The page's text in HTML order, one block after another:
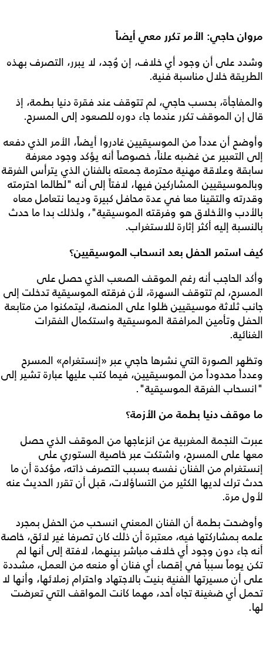
حاجي: الأمر تكرر معي أيضاً
على أن وجود أي خلاف، إن وُجد، لا يبرر، التصرف بهذه
خلال مناسبة فنية.
بحسب حاجي، لم تتوقف عند فقرة دنيا بطمة، إذ
إن الموقف تكرر عندما جاء دوره للصعود إلى المسرح.
أن عدداً من الموسيقيين غادروا أيضاً، الأمر الذي دفعه
التعبير عن غضبه علناً، خصوصاً أنه يؤكد وجود معرفة
وعلاقة مهنية محترمة جمعته بالفنان الذي يترأس الفرقة
المشاركين فيها، لافتاً إلى أنه "لطالما احترمته
والتقينا معا في عدة محافل كبيرة وديما نتعامل معاه
والأخلاق هو وفرقته الموسيقية"، ولذلك بدا ما حدث
إليه أكثر إثارة للاستغراب.
استمر الحفل بعد انسحاب الموسيقيين؟
الحاجب أنه رغم الموقف الصعب الذي حصل على
لم تتوقف السهرة، لأن فرقته الموسيقية تدخلت إلى
ثلاثة موسيقيين ظلوا على المنصة، ليتمكنوا من متابعة
وتأمين المرافقة الموسيقية واستكمال الفقرات
الصورة التي نشرها حاجي عبر «إنستغرام» المسرح
محدوداً من الموسيقيين، فيما كتب عليها عبارة تشير إلى
الفرقة الموسيقية".
موقف دنيا بطمة من الأزمة؟
النجمة المغربية عن انزعاجها من الموقف الذي حصل
على المسرح، واشتكت عبر خاصية الستوري على
من الفنان نفسه بسبب التصرف ذاته، مؤكدة أن ما
ترك لديها الكثير من التساؤلات، قبل أن تقرر الحديث عنه
مرة.
بطمة أن الفنان المعني انسحب من الحفل بمجرد
بمشاركتها فيه، معتبرة أن ذلك كان تصرفا غير لائق، خاصة
جاء دون وجود أي خلاف مباشر بينهما، لافتة إلى أنها لم
يوماً سبباً في إقصاء أي فنان أو منعه من العمل، مشددة
أن مسيرتها الفنية بنيت بالاجتهاد واحترام زملائها، وأنها لا
أي ضغينة تجاه أحد، مهما كانت المواقف التي تعرضت